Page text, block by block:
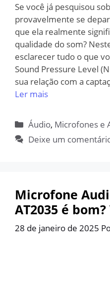
Se você já pesquisou
provavelmente se
que ela realmente
qualidade do som?
esclarecer tudo o que
Sound Pressure Level
sua relação com a
Ler mais
Categorias
Áudio, Microfones e
Deixe um
Microfone
AT2035 é
28 de janeiro de 2025